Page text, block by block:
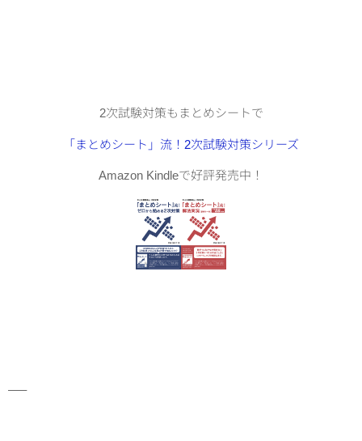
2次試験対策もまとめシートで
「まとめシート」流！2次試験対策シリーズ
Amazon Kindleで好評発売中！
—–